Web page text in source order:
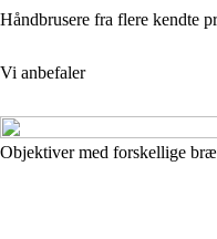
Håndbrusere fra flere kendte
Vi anbefaler
Objektiver med forskellige